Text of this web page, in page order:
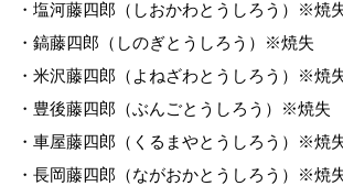
・塩河藤四郎（しおかわとうしろう）※焼
・鎬藤四郎（しのぎとうしろう）※焼失
・米沢藤四郎（よねざわとうしろう）※焼
・豊後藤四郎（ぶんごとうしろう）※焼失
・車屋藤四郎（くるまやとうしろう）※焼
・長岡藤四郎（ながおかとうしろう）※焼